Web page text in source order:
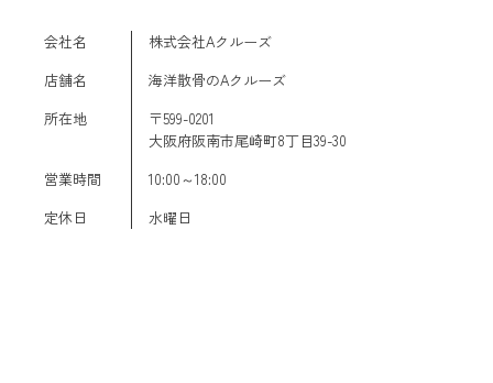
会社名
株式会社Aクルーズ
店舗名
海洋散骨のAクルーズ
所在地
〒599-0201
大阪府阪南市尾崎町8丁目39-30
営業時間
10:00～18:00
定休日
水曜日